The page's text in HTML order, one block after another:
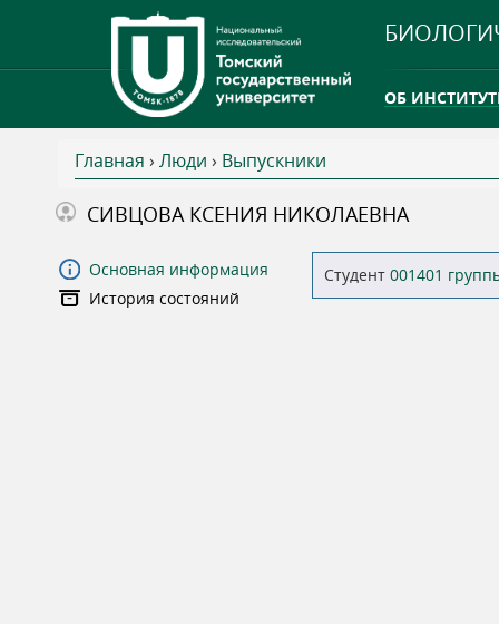
ОБ
ТГУ ОТКРЫЛ
В
ы
з
Главная › Люди › Выпускники
СИВЦОВА КСЕНИЯ НИКОЛАЕВНА
Основная информация
История состояний
Студент 001401